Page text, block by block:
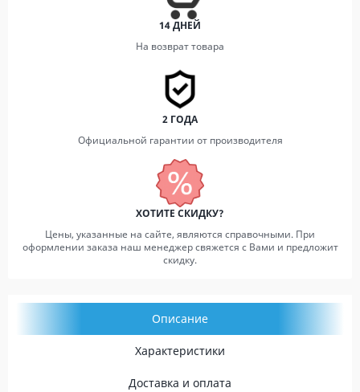
14 ДНЕЙ
На возврат товара
2 ГОДА
Официальной гарантии от производителя
ХОТИТЕ СКИДКУ?
Цены, указанные на сайте, являются справочными. При
оформлении заказа наш менеджер свяжется с Вами и предложит
скидку.
Описание
Характеристики
Доставка и оплата